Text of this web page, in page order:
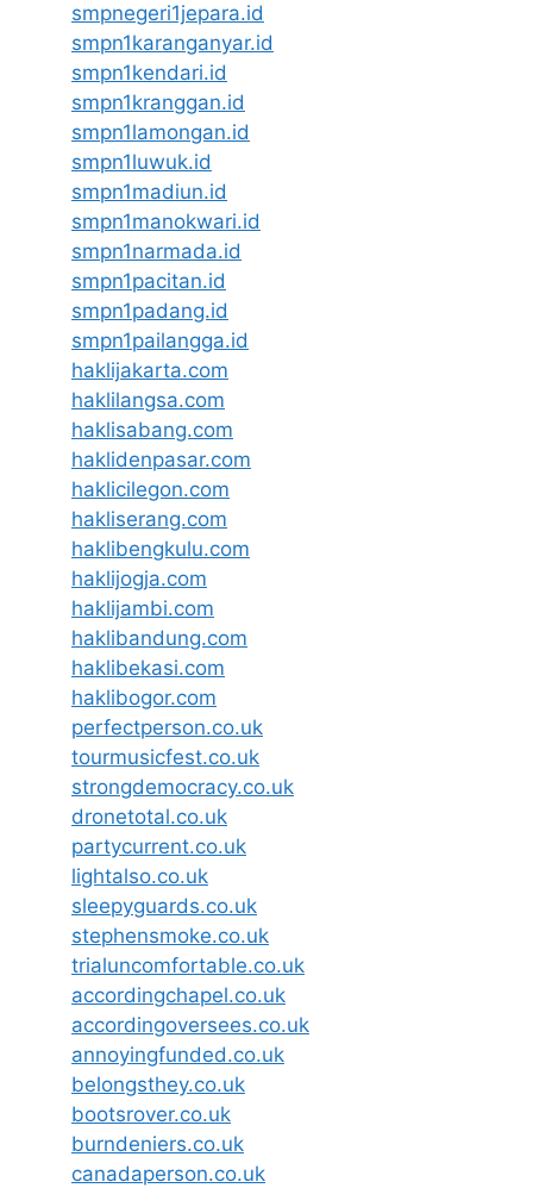
smpnegeri1jepara.id
smpn1karanganyar.id
smpn1kendari.id
smpn1kranggan.id
smpn1lamongan.id
smpn1luwuk.id
smpn1madiun.id
smpn1manokwari.id
smpn1narmada.id
smpn1pacitan.id
smpn1padang.id
smpn1pailangga.id
haklijakarta.com
haklilangsa.com
haklisabang.com
haklidenpasar.com
haklicilegon.com
hakliserang.com
haklibengkulu.com
haklijogja.com
haklijambi.com
haklibandung.com
haklibekasi.com
haklibogor.com
perfectperson.co.uk
tourmusicfest.co.uk
strongdemocracy.co.uk
dronetotal.co.uk
partycurrent.co.uk
lightalso.co.uk
sleepyguards.co.uk
stephensmoke.co.uk
trialuncomfortable.co.uk
accordingchapel.co.uk
accordingoversees.co.uk
annoyingfunded.co.uk
belongsthey.co.uk
bootsrover.co.uk
burndeniers.co.uk
canadaperson.co.uk